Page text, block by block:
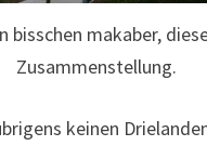
bisschen makaber,
Zusammenstellung.
keinen